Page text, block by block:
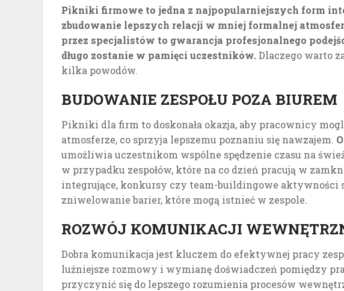
Pikniki firmowe to jedna z najpopularniejszych form
zbudowanie lepszych relacji w mniej formalnej
przez specjalistów to gwarancja profesjonalnego
długo zostanie w pamięci uczestników.Dlaczego warto
kilka powodów.
BUDOWANIE ZESPOŁU POZA BIUREM
Pikniki dla firm to doskonała okazja, aby pracownicy
atmosferze, co sprzyja lepszemu poznaniu się nawzajem.
umożliwia uczestnikom wspólne spędzenie czasu na
w przypadku zespołów, które na co dzień pracują w
integrujące, konkursy czy team-buildingowe aktywności
zniwelowanie barier, które mogą istnieć w zespole.
ROZWÓJ KOMUNIKACJI
Dobra komunikacja jest kluczem do efektywnej pracy
luźniejsze rozmowy i wymianę doświadczeń pomiędzy
przyczynić się do lepszego rozumienia procesów